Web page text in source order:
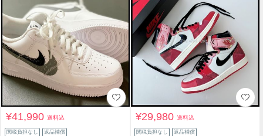
¥41,990送料込
関税負担なし 返品補償
¥29,980送料込
関税負担なし 返品補償